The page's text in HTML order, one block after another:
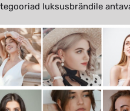
luksusbrändile